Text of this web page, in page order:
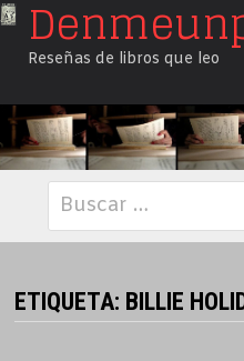
Saltar
Reseñas de libros que leo
Buscar:
ETIQUETA: BILLIE